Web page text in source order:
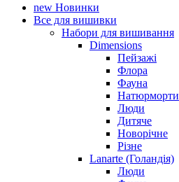
new Новинки
Все для вишивки
Набори для вишивання
Dimensions
Пейзажі
Флора
Фауна
Натюрморти
Люди
Дитяче
Новорічне
Різне
Lanarte (Голандія)
Люди